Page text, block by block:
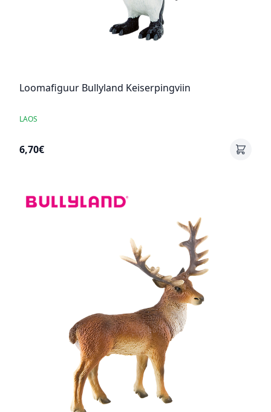
Loomafiguur Bullyland Keiserpingviin
LAOS
6,70€